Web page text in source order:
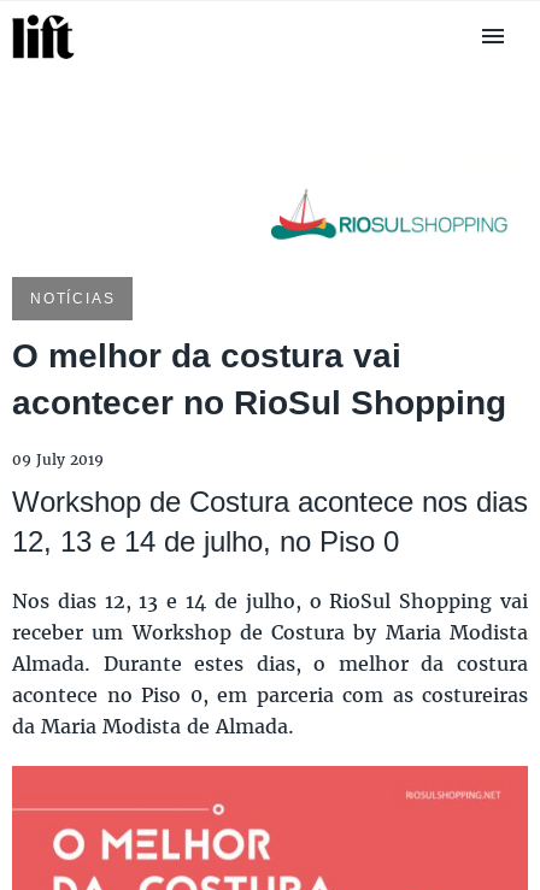
NOTÍCIAS
O melhor da costura vai
acontecer no RioSul Shopping
09 July 2019
Workshop de Costura acontece nos dias
12, 13 e 14 de julho, no Piso 0
Nos dias 12, 13 e 14 de julho, o RioSul Shopping vai
receber um Workshop de Costura by Maria Modista
Almada. Durante estes dias, o melhor da costura
acontece no Piso 0, em parceria com as costureiras
da Maria Modista de Almada.